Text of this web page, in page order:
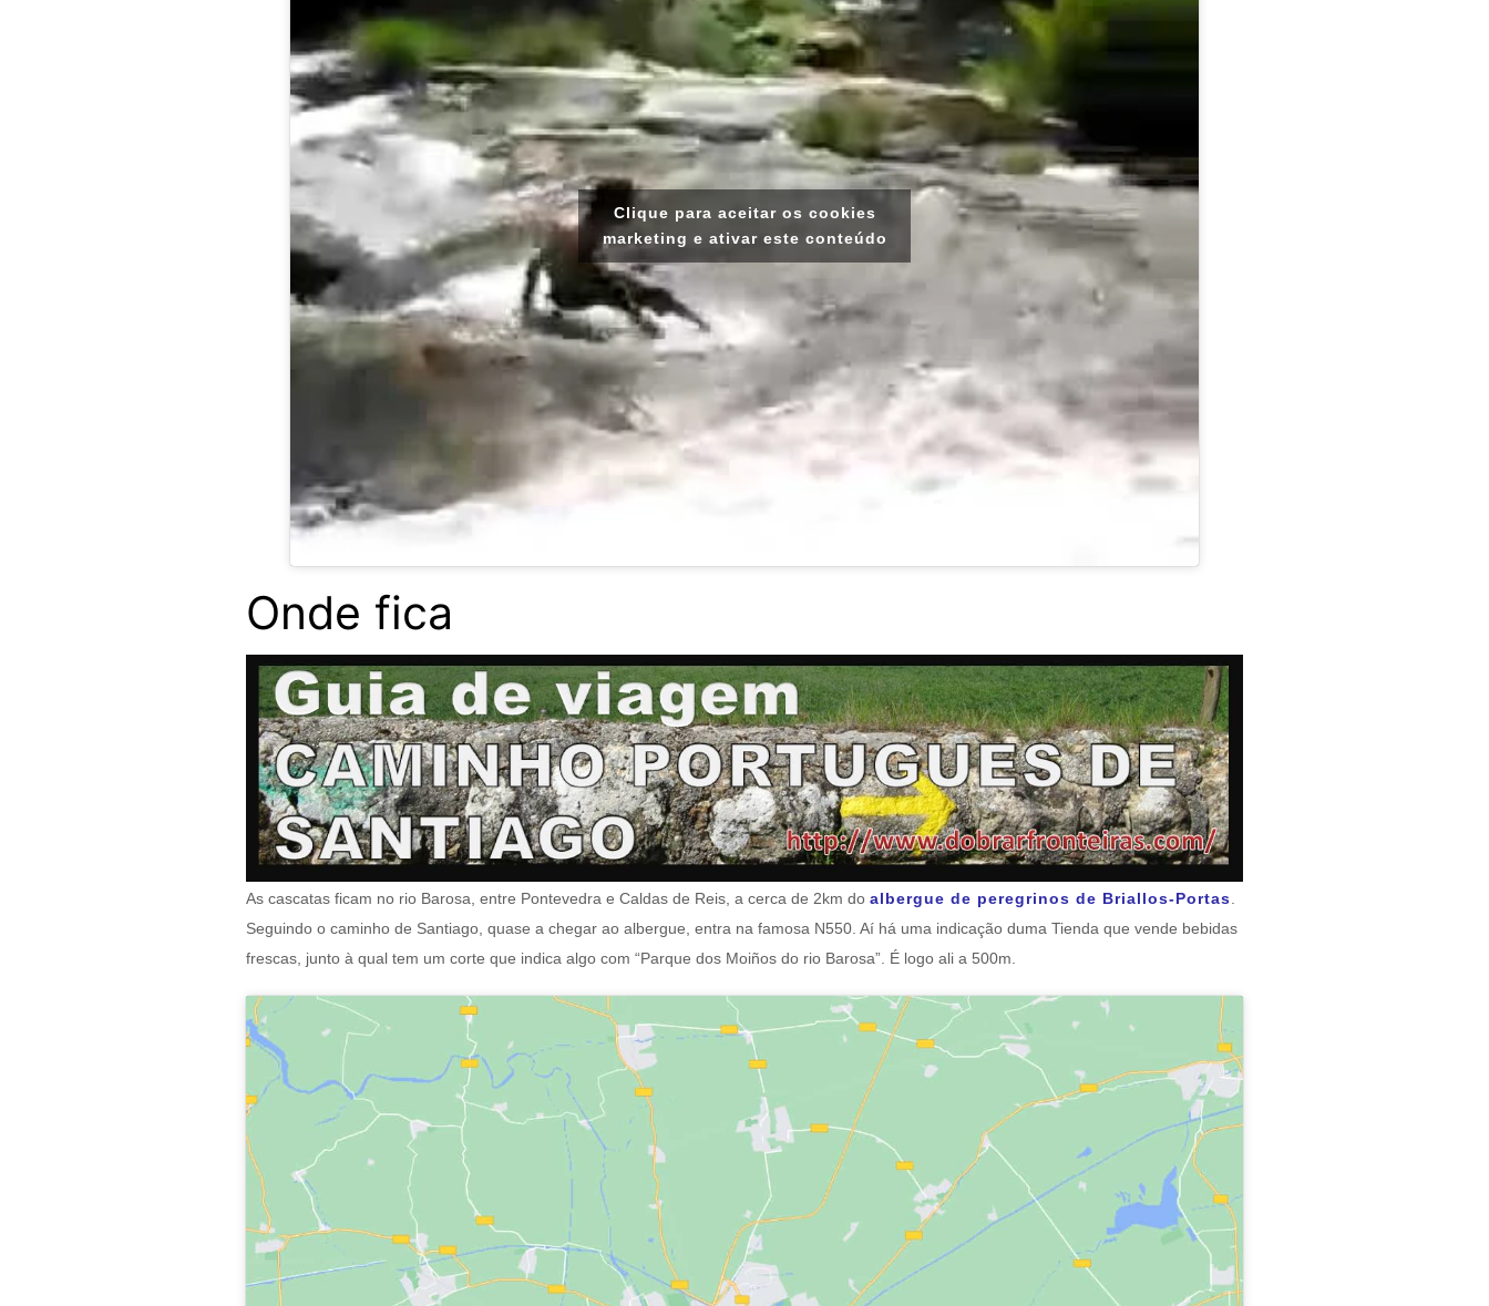
Clique para aceitar os cookies
marketing e ativar este conteúdo
Onde fica
As cascatas ficam no rio Barosa, entre Pontevedra e Caldas de Reis, a cerca de 2km do albergue de peregrinos de Briallos-Portas
Seguindo o caminho de Santiago, quase a chegar ao albergue, entra na famosa N550. Aí há uma indicação duma Tienda que vende bebidas
frescas, junto à qual tem um corte que indica algo com “Parque dos Moiños do rio Barosa”. É logo ali a 500m.